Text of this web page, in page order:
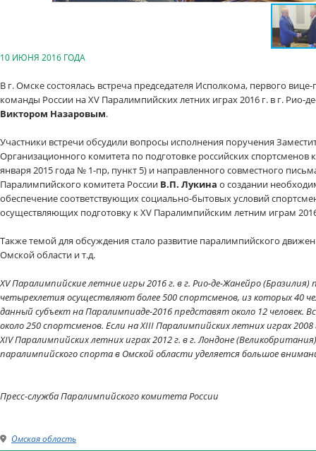
10 ИЮНЯ 2016 ГОДА
В г. Омске состоялась встреча председателя Исполкома, первого
команды России на XV Паралимпийских летних играх 2016 г. в г. Рио-
Виктором Назаровым.
Участники встречи обсудили вопросы исполнения поручения
Организационного комитета по подготовке российских
января 2015 года № 1-пр, пункт 5) и направленного совместного
Паралимпийского комитета России В.П. Лукина о создании
обеспечение соответствующих социально-бытовых условий
осуществляющих подготовку к XV Паралимпийским летним играм
Также темой для обсуждения стало развитие паралимпийского
Омской области и т.д.
XV Паралимпийские летние игры 2016 г. в г. Рио-де-Жанейро
четырехлетия осуществляют более 500 спортсменов, из которых 40
данный субъект на Паралимпиаде-2016 представят около 12 человек.
около 250 спортсменов. Если на XIII Паралимпийских летних играх
XIV Паралимпийских летних играх 2012 г. в г. Лондоне
паралимпийского спорта в Омской области уделяется большое
Пресс-служба Паралимпийского комитета России
Омская область